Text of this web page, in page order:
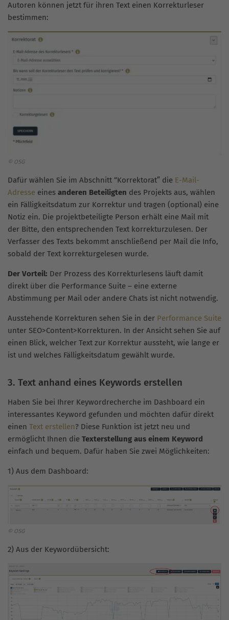
Autoren können jetzt für ihren Text einen Korrekturleser
bestimmen:
© OSG
Dafür wählen Sie im Abschnitt “Korrektorat” die E-Mail-
Adresse eines anderen Beteiligten des Projekts aus, wählen
ein Fälligkeitsdatum zur Korrektur und tragen (optional) eine
Notiz ein. Die projektbeteiligte Person erhält eine Mail mit
der Bitte, den entsprechenden Text korrekturzulesen. Der
Verfasser des Texts bekommt anschließend per Mail die Info,
sobald der Text korrekturgelesen wurde.
Der Vorteil: Der Prozess des Korrekturlesens läuft damit
direkt über die Performance Suite – eine externe
Abstimmung per Mail oder andere Chats ist nicht notwendig.
Ausstehende Korrekturen sehen Sie in der Performance Suite
unter SEO>Content>Korrekturen. In der Ansicht sehen Sie auf
einen Blick, welcher Text zur Korrektur aussteht, wie lange er
ist und welches Fälligkeitsdatum gewählt wurde.
3. Text anhand eines Keywords erstellen
Haben Sie bei Ihrer Keywordrecherche im Dashboard ein
interessantes Keyword gefunden und möchten dafür direkt
einen Text erstellen? Diese Funktion ist jetzt neu und
ermöglicht Ihnen die Texterstellung aus einem Keyword
einfach und bequem. Dafür haben Sie zwei Möglichkeiten:
1) Aus dem Dashboard:
© OSG
2) Aus der Keywordübersicht: